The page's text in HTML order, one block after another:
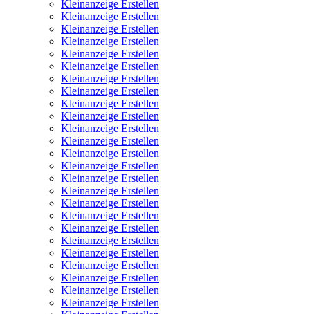
Kleinanzeige Erstellen
Kleinanzeige Erstellen
Kleinanzeige Erstellen
Kleinanzeige Erstellen
Kleinanzeige Erstellen
Kleinanzeige Erstellen
Kleinanzeige Erstellen
Kleinanzeige Erstellen
Kleinanzeige Erstellen
Kleinanzeige Erstellen
Kleinanzeige Erstellen
Kleinanzeige Erstellen
Kleinanzeige Erstellen
Kleinanzeige Erstellen
Kleinanzeige Erstellen
Kleinanzeige Erstellen
Kleinanzeige Erstellen
Kleinanzeige Erstellen
Kleinanzeige Erstellen
Kleinanzeige Erstellen
Kleinanzeige Erstellen
Kleinanzeige Erstellen
Kleinanzeige Erstellen
Kleinanzeige Erstellen
Kleinanzeige Erstellen